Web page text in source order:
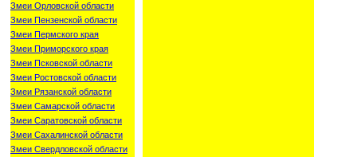
Змеи Орловской области
Змеи Пензенской области
Змеи Пермского края
Змеи Приморского края
Змеи Псковской области
Змеи Ростовской области
Змеи Рязанской области
Змеи Самарской области
Змеи Саратовской области
Змеи Сахалинской области
Змеи Свердловской области